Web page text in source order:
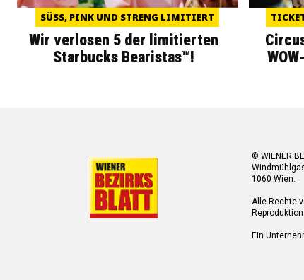
SÜSS, PINK UND STRENG LIMITIERT
Wir verlosen 5 der limitierten
Starbucks Bearistas™!
© WIENER
1060 Wien.
Alle Rechte
Ein